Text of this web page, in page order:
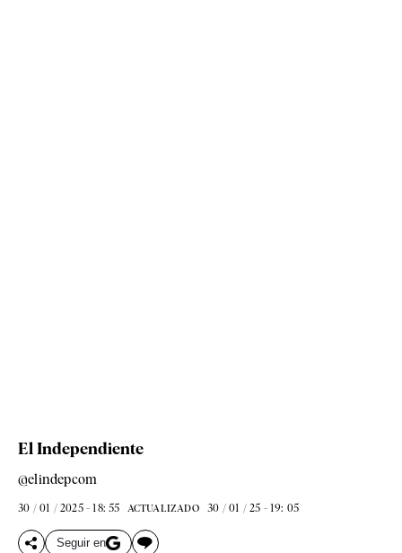
El Independiente
@elindepcom
30 / 01 / 2025 - 18: 55 ACTUALIZADO 30 / 01 / 25 - 19: 05
Seguir en